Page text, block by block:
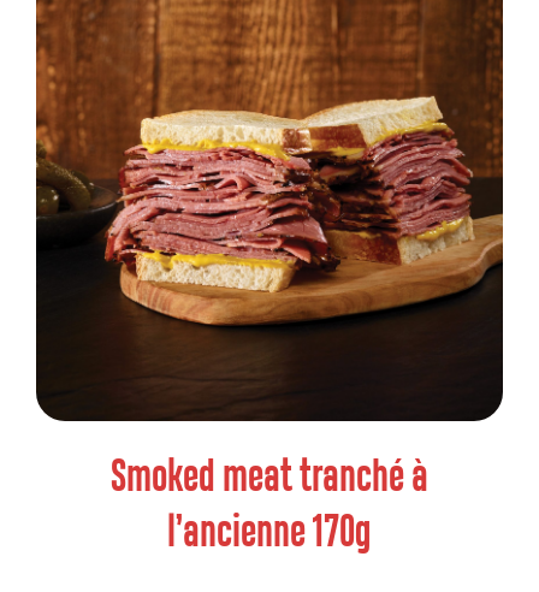
Smoked meat tranché à
l’ancienne 170g